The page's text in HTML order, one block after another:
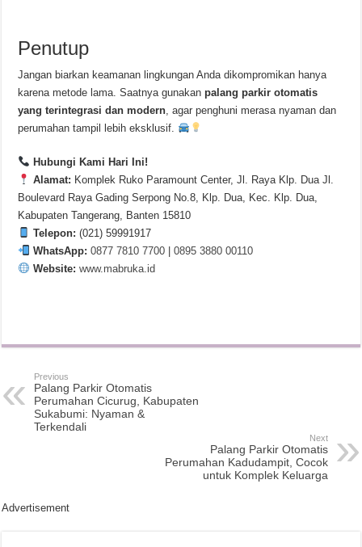
Penutup
Jangan biarkan keamanan lingkungan Anda dikompromikan hanya
karena metode lama. Saatnya gunakanpalang parkir otomatis
yang terintegrasi dan modern , agar penghuni merasa nyaman dan
perumahan tampil lebih eksklusif.
Hubungi Kami Hari Ini!
Alamat: Komplek Ruko Paramount Center, Jl. Raya Klp. Dua Jl.
Boulevard Raya Gading Serpong No.8, Klp. Dua, Kec. Klp. Dua,
Kabupaten Tangerang, Banten 15810
Telepon: (021) 59991917
WhatsApp: 0877 7810 7700 |0895 3880 00110
Website: www.mabruka.id
Previous
Palang Parkir Otomatis
Perumahan Cicurug, Kabupaten
Sukabumi: Nyaman &
Terkendali
Next
Palang Parkir Otomatis
Perumahan Kadudampit, Cocok
untuk Komplek Keluarga
Advertisement